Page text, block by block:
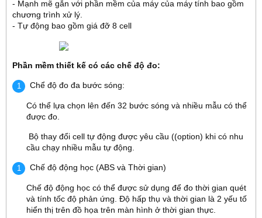
- Mạnh mẽ gắn với phần mềm của máy của máy tính bao gồm
chương trình xử lý.
- Tự động bao gồm giá đỡ 8 cell
Phần mềm thiết kế có các chế độ đo:
Chể độ đo đa bước sóng:
Có thể lựa chọn lên đến 32 bước sóng và nhiều mẫu có thể
được đo.
Bộ thay đổi cell tự động được yêu cầu ((option) khi có nhu
cầu chạy nhiều mẫu tự động.
Chế độ động học (ABS và Thời gian)
Chế độ động học có thể được sử dụng để đo thời gian quét
và tính tốc độ phản ứng. Độ hấp thụ và thời gian là 2 yếu tố
hiển thị trên đồ họa trên màn hình ở thời gian thực.